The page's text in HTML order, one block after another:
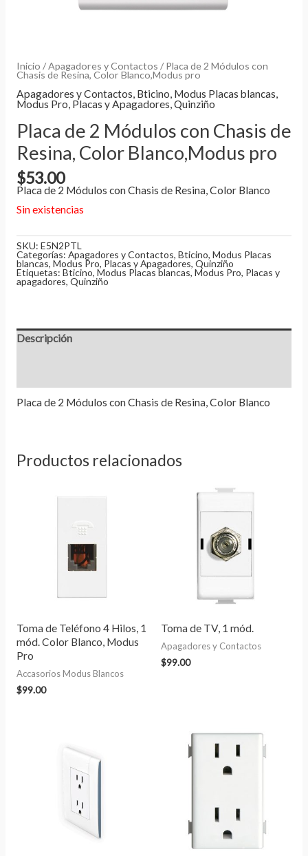
Inicio /Apagadores y Contactos / Placa de 2 Módulos con
Chasis de Resina, Color Blanco,Modus pro
Apagadores y Contactos, Bticino, Modus Placas blancas,
Modus Pro, Placas y Apagadores,Quinziño
Placa de 2 Módulos con Chasis de
Resina, Color Blanco,Modus pro
$53.00
Placa de 2 Módulos con Chasis de Resina, Color Blanco
Sin existencias
SKU: E5N2PTL
Categorías: Apagadores y Contactos, Bticino, Modus Placas
blancas, Modus Pro, Placas y Apagadores, Quinziño
Etiquetas: Bticino, Modus Placas blancas, Modus Pro, Placas y
apagadores, Quinziño
Descripción
Placa de 2 Módulos con Chasis de Resina, Color Blanco
Productos relacionados
Toma de Teléfono 4 Hilos, 1
mód. Color Blanco, Modus
Pro
Accasorios Modus Blancos
$99.00
Toma de TV, 1 mód.
Apagadores y Contactos
$99.00